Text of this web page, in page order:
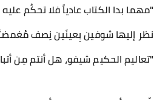
"مهما بدا الكتاب عادياً فلا تحكُم
نظر إليها شوفين بِعينَين نِصف
"تعاليم الحكيم شيفو، هل أنتم مِن